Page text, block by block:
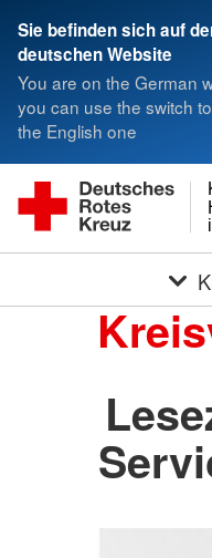
Sie befinden sich auf
deutschen Website
You are on the German
you can use the switch
the English one